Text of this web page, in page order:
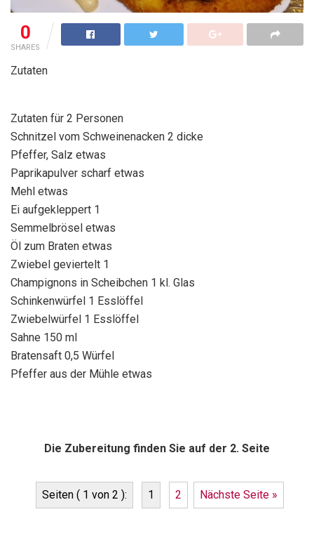
0
SHARES
Zutaten
Zutaten für 2 Personen
Schnitzel vom Schweinenacken 2 dicke
Pfeffer, Salz etwas
Paprikapulver scharf etwas
Mehl etwas
Ei aufgekleppert 1
Semmelbrösel etwas
Öl zum Braten etwas
Zwiebel geviertelt 1
Champignons in Scheibchen 1 kl. Glas
Schinkenwürfel 1 Esslöffel
Zwiebelwürfel 1 Esslöffel
Sahne 150 ml
Bratensaft 0,5 Würfel
Pfeffer aus der Mühle etwas
Die Zubereitung finden Sie auf der 2. Seite
Seiten ( 1 von 2 ): 1 2 Nächste Seite »